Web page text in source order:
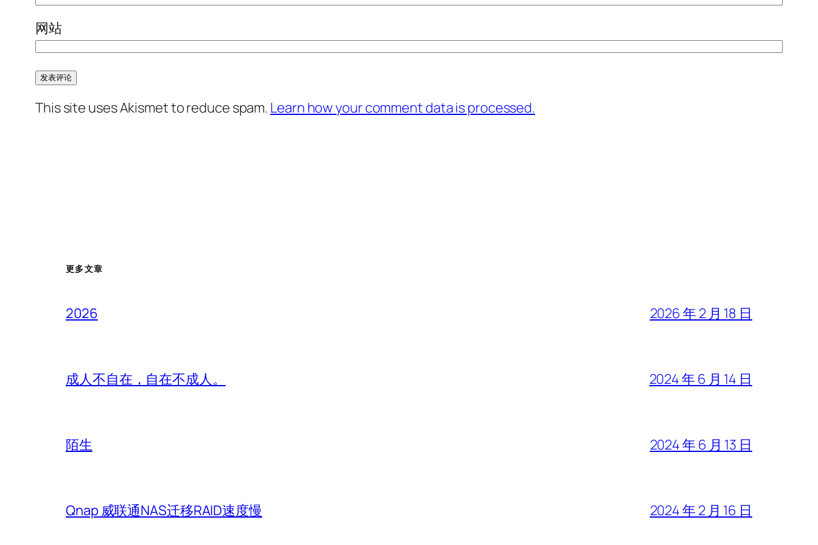
网站
This site uses Akismet to reduce spam. Learn how your comment data is processed.
更多文章
2026 2026 年 2 月 18 日
成人不自在，自在不成人。 2024 年 6 月 14 日
陌生 2024 年 6 月 13 日
Qnap 威联通NAS迁移RAID速度慢 2024 年 2 月 16 日